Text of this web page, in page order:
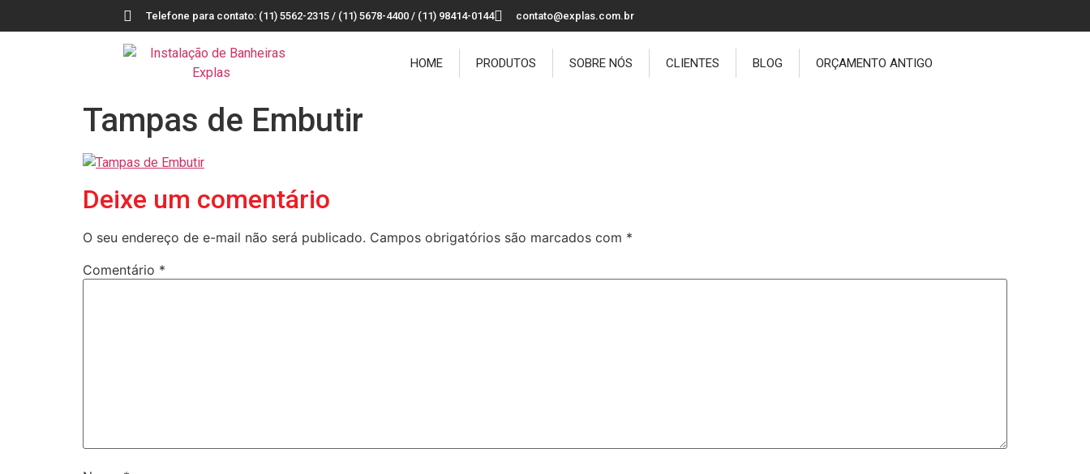
Telefone para contato: (11) 5562-2315 / (11) 5678-4400 / (11) 98414-0144 contato@explas.com.br
HOME PRODUTOS SOBRE NÓS CLIENTES BLOG ORÇAMENTO ANTIGO
Tampas de Embutir
Deixe um comentário
O seu endereço de e-mail não será publicado. Campos obrigatórios são marcados com *
Comentário *